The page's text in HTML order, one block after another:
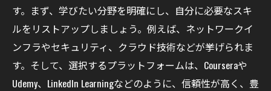
す。まず、学びたい分野を明確にし、自分に必要なスキ
ルをリストアップしましょう。例えば、ネットワークイ
ンフラやセキュリティ、クラウド技術などが挙げられま
す。そして、選択するプラットフォームは、Courseraや
Udemy、LinkedIn Learningなどのように、信頼性が高く、豊